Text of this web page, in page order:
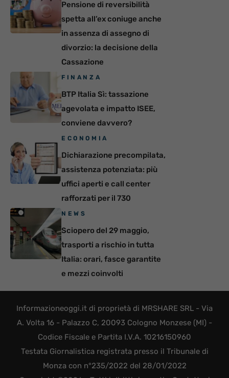
Pensione di reversibilità
spetta all’ex coniuge anche
in assenza di assegno di
divorzio: la decisione della
Cassazione
FINANZA
BTP Italia Sì: tassazione
agevolata e impatto ISEE,
conviene davvero?
ECONOMIA
Dichiarazione precompilata,
assistenza potenziata: più
uffici aperti e call center
rafforzati per il 730
NEWS
Sciopero del 29 maggio,
trasporti a rischio in tutta
Italia: orari, fasce garantite
e mezzi coinvolti
Informazioneoggi.it di proprietà di MRSHARE SRL - Via
A. Volta 16 - Palazzo C, 20093 Cologno Monzese (MI) -
Codice Fiscale e Partita I.V.A. 10216150960
Testata Giornalistica registrata presso il Tribunale di
Monza con n°235/2022 del 28/01/2022